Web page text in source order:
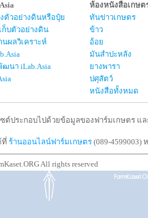
ตัวอย่างดินหรือปุ๋ย
ก็บตัวอย่างดิน
นผลวิเคราะห์
ฒนา iLab.Asia
ห้องหนังสือเกษต
ทันข่าวเกษตร
ข้าว
อ้อย
มันสำปะหลัง
ยางพารา
ปศุสัตว์
หนังสือทั้งหมด
ต์ประกอบไปด้วยข้อมูลของฟาร์มเกษตร แ
ที่ ร้านออนไลน์ฟาร์มเกษตร (089-4599003)
All rights reserved